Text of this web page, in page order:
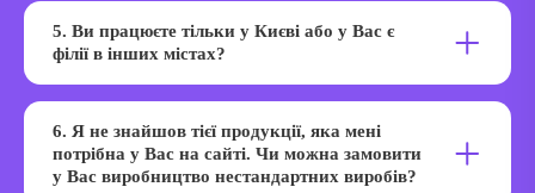
роботи. Для отримання знижки, напишіть нам у
Техпідтримку: Як Ви називаєтесь, Ваш веб-сайт в
отримаєте знижку.
5. Ви працюєте тільки у Києві або у Вас є
філії в інших містах?
доставляємо службами доставки по всій Україні.
6. Я не знайшов тієї продукції, яка мені
потрібна у Вас на сайті. Чи можна замовити
у Вас виробництво нестандартних виробів?